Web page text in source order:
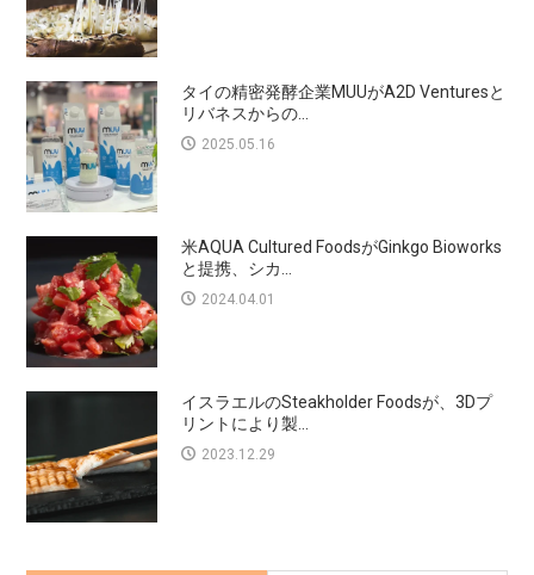
タイの精密発酵企業MUUがA2D Venturesと
リバネスからの...
2025.05.16
米AQUA Cultured FoodsがGinkgo Bioworks
と提携、シカ...
2024.04.01
イスラエルのSteakholder Foodsが、3Dプ
リントにより製...
2023.12.29